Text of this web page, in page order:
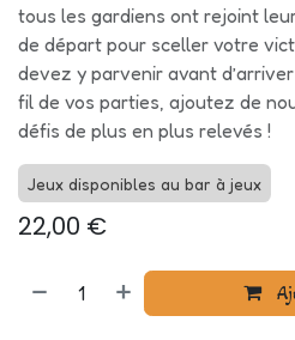
tous les gardiens ont rejoint
de départ pour sceller votre
devez y parvenir avant
fil de vos parties, ajoutez de
défis de plus en plus relevés !
Jeux disponibles au bar à jeux
22,00 €